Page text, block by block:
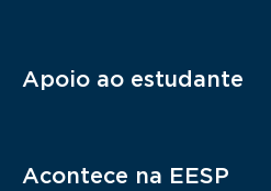
Apoio ao estudante
Acontece na EESP